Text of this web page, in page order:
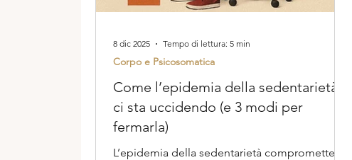
Come l’epidemia della sedentarietà
ci sta uccidendo (e 3 modi per
fermarla)
L’epidemia della sedentarietà compromette
Corpo e Psicosomatica
8 dic 2025 Tempo di lettura: 5 min